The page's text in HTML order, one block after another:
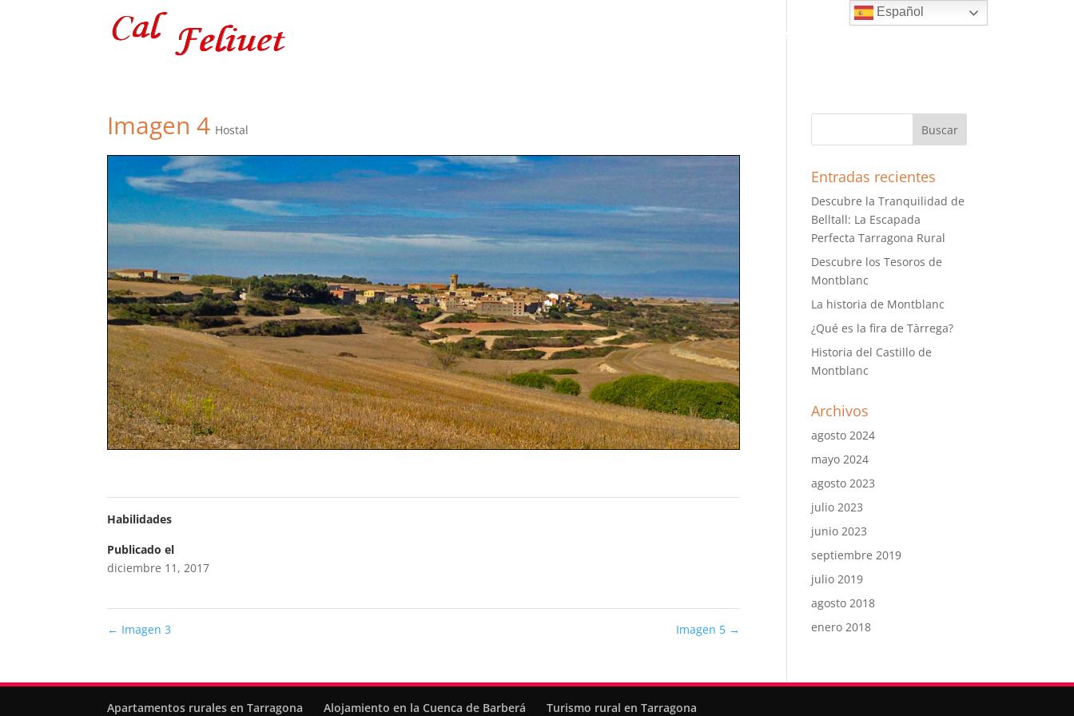
Restaurante
Imagen 4 Hostal
Habilidades
Publicado el
diciembre 11, 2017
← Imagen 3 Imagen 5 →
Entradas recientes
Descubre la Tranquilidad de
Belltall: La Escapada
Perfecta Tarragona Rural
Descubre los Tesoros de
Montblanc
La historia de Montblanc
¿Qué es la fira de Tàrrega?
Historia del Castillo de
Montblanc
Archivos
agosto 2024
mayo 2024
agosto 2023
julio 2023
junio 2023
septiembre 2019
julio 2019
agosto 2018
enero 2018
Apartamentos rurales en Tarragona Alojamiento en la Cuenca de Barberá Turismo rural en Tarragona
Español